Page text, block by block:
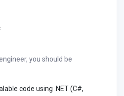
you should be
code using .NET (C#,